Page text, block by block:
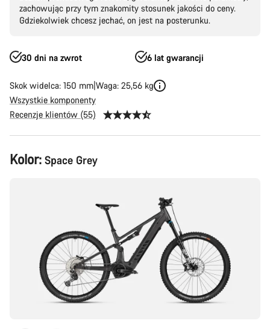
zachowując przy tym znakomity stosunek jakości do ceny.
Gdziekolwiek chcesz jechać, on jest na posterunku.
30 dni na zwrot 6 lat gwarancji
Skok widelca: 150 mm Waga: 25,56 kg
Wszystkie komponenty
Recenzje klientów (55)
Konfiguracja
produktu
Kolor: Space Grey